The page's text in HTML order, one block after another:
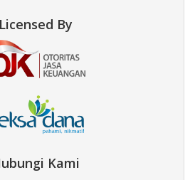
Licensed By
Kami